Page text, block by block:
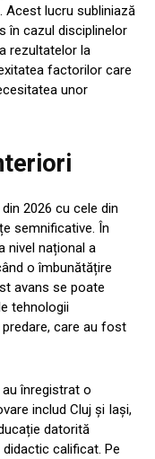
Acest lucru subliniază
în cazul disciplinelor
rezultatelor la
factorilor care
unor
2026 cu cele din
semnificative. În
nivel național a
o îmbunătățire
avans se poate
tehnologii
care au fost
înregistrat o
includ Cluj și Iași,
datorită
calificat. Pe